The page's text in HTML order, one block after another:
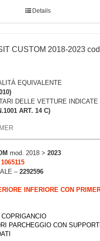
Details
CUSTOM 2018-2023
EQUIVALENTE
DELLE VETTURE INDICATE
ART. 14 C)
mod. 2018 > 2023
1065115
– 2292596
INFERIORE CON
PARCHEGGIO CON SUPPORTI